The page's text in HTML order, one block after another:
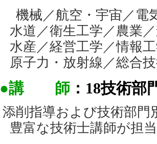
機械／航空・宇宙／電
水道／衛生工学／農業
水産／経営工学／情報
原子力・放射線／総合
●講 師 ：18技術部
添削指導および技術部門
豊富な技術士講師が担